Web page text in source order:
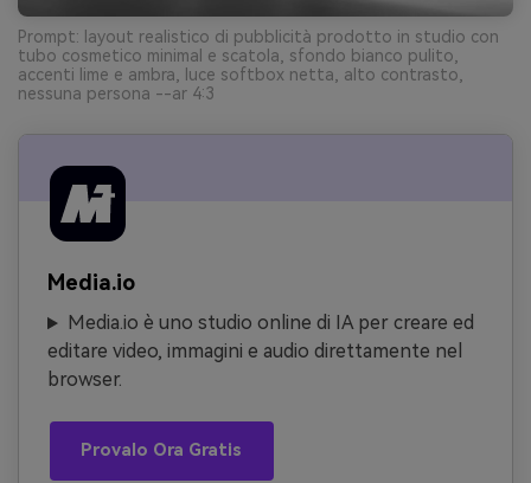
Prompt: layout realistico di pubblicità prodotto in studio con
tubo cosmetico minimal e scatola, sfondo bianco pulito,
accenti lime e ambra, luce softbox netta, alto contrasto,
nessuna persona --ar 4:3
Media.io
Media.io è uno studio online di IA per creare ed
editare video, immagini e audio direttamente nel
browser.
Provalo Ora Gratis